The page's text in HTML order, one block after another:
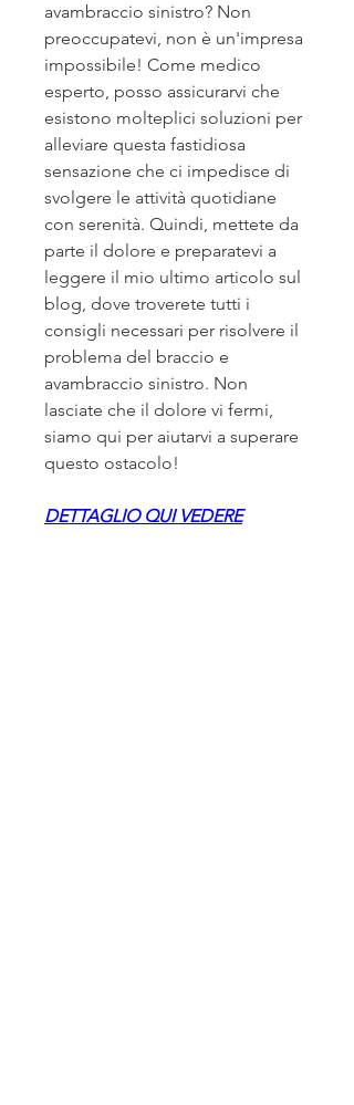
avambraccio sinistro? Non
preoccupatevi, non è un'impresa
impossibile! Come medico
esperto, posso assicurarvi che
esistono molteplici soluzioni per
alleviare questa fastidiosa
sensazione che ci impedisce di
svolgere le attività quotidiane
con serenità. Quindi, mettete da
parte il dolore e preparatevi a
leggere il mio ultimo articolo sul
blog, dove troverete tutti i
consigli necessari per risolvere il
problema del braccio e
avambraccio sinistro. Non
lasciate che il dolore vi fermi,
siamo qui per aiutarvi a superare
questo ostacolo!
DETTAGLIO QUI VEDERE